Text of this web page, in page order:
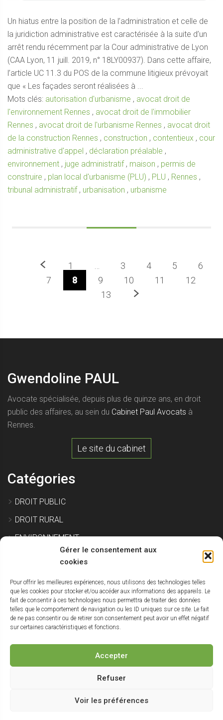
Gérer le consentement aux
cookies
Pour offrir les meilleures expériences, nous utilisons des technologies telles
que les cookies pour stocker et/ou accéder aux informations des appareils. Le
fait de consentir à ces technologies nous permettra de traiter des données
telles que le comportement de navigation ou les ID uniques sur ce site. Le fait
de ne pas consentir ou de retirer son consentement peut avoir un effet négatif
sur certaines caractéristiques et fonctions.
Accepter
Refuser
Voir les préférences
Un hiatus entre la position de la l’administration et celle de
la juridiction administrative est caractérisée à la suite d’un
arrêt rendu récemment par la Cour administrative de Lyon
(CAA Lyon, 11 juill. 2019, n° 18LY00937). Dans cette affaire,
l’article UC 11.3 du POS de la commune litigieux prévoyait
que « Les façades seront réalisées à ...
Mots clés: autorisation d'urbanisme , avocat droit de
l'environnement Rennes , avocat droit de l'immobilier
Rennes , avocat droit de l'urbanisme Rennes , avocat droit
de la construction Rennes , construction , contentieux , cour
administrative d'appel , déclaration préalable ,
environnement , juge administratif , maison , permis de
construire , plan local d'urbanisme (PLU) , PLU , Rennes ,
tribunal administratif , urbanisation , urbanisme
Précedent
1 … 3 4 5
6
7
8 9 10 11
12
13
Prochaine
Gwendoline PAUL
Avocate spécialisée, depuis plus de quinze ans, en droit
public des affaires, au sein du Cabinet Paul Avocats à
Rennes.
Le site du cabinet
Catégories
DROIT PUBLIC
DROIT RURAL
ENVIRONNEMENT
IMMOBILIER ET CONSTRUCTION
SITE POLLUÉ
URBANISME
Haut
de
Cabinet Paul Avocats | Réalisé par